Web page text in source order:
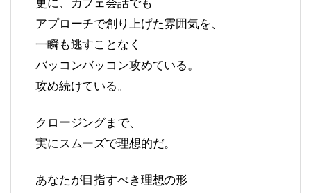
更に、カフェ会話でも
アプローチで創り上げた雰囲気を、
一瞬も逃すことなく
バッコンバッコン攻めている。
攻め続けている。
クロージングまで、
実にスムーズで理想的だ。
あなたが目指すべき理想の形